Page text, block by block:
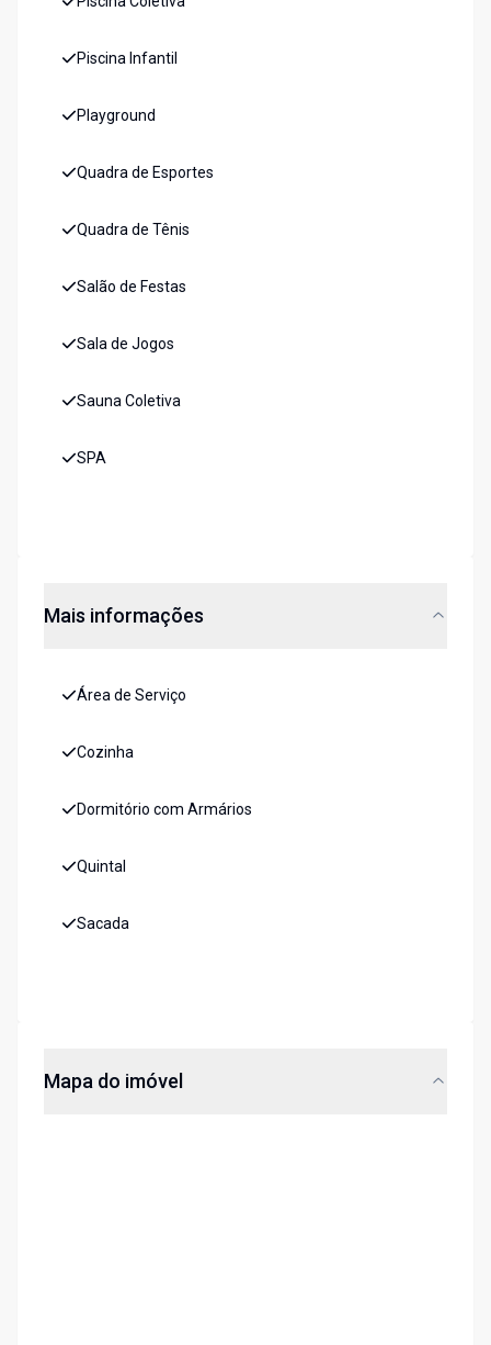
Piscina Infantil
Playground
Quadra de Esportes
Quadra de Tênis
Salão de Festas
Sala de Jogos
Sauna Coletiva
SPA
Mais informações
Área de Serviço
Cozinha
Dormitório com Armários
Quintal
Sacada
Mapa do imóvel